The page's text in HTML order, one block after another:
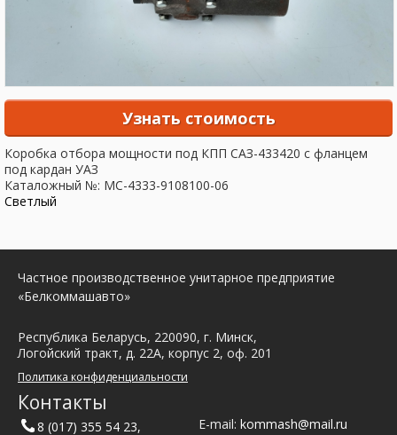
Узнать стоимость
Коробка отбора мощности под КПП САЗ-433420 с фланцем
под кардан УАЗ
Каталожный №: МС-4333-9108100-06
Светлый
Частное производственное унитарное предприятие
«Белкоммашавто»
Республика Беларусь, 220090, г. Минск,
Логойский тракт, д. 22А, корпус 2, оф. 201
Политика конфиденциальности
Контакты
8 (017) 355 54 23,
E-mail: kommash@mail.ru